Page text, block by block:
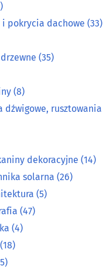
rusztowania
dekoracyjne
solarna
(5)
(47)
(4)
(18)
i pokrycia dachowe (33)
(35)
(8)
dźwigowe, rusztowania
dekoracyjne (14)
solarna (26)
(5)
(47)
(4)
(18)